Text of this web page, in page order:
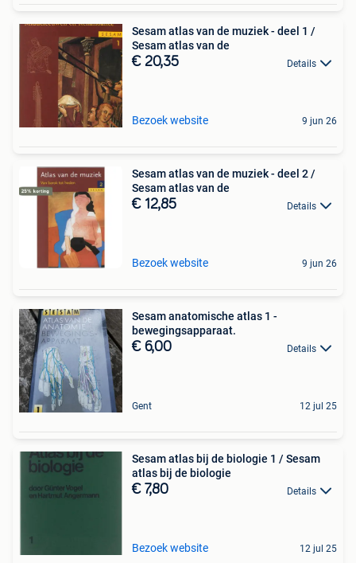
Sesam atlas van de muziek - deel 1 /
Sesam atlas van de
€ 20,35 Details
Bezoek website 9 jun 26
Sesam atlas van de muziek - deel 2 /
Sesam atlas van de
€ 12,85 Details
Bezoek website 9 jun 26
Sesam anatomische atlas 1 -
bewegingsapparaat.
€ 6,00 Details
Gent 12 jul 25
Sesam atlas bij de biologie 1 / Sesam
atlas bij de biologie
€ 7,80 Details
Bezoek website 12 jul 25